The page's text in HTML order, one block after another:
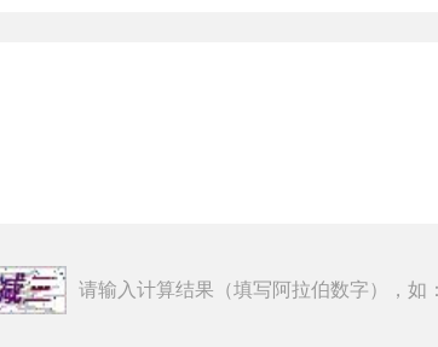
请输入计算结果（填写阿拉伯数字），如